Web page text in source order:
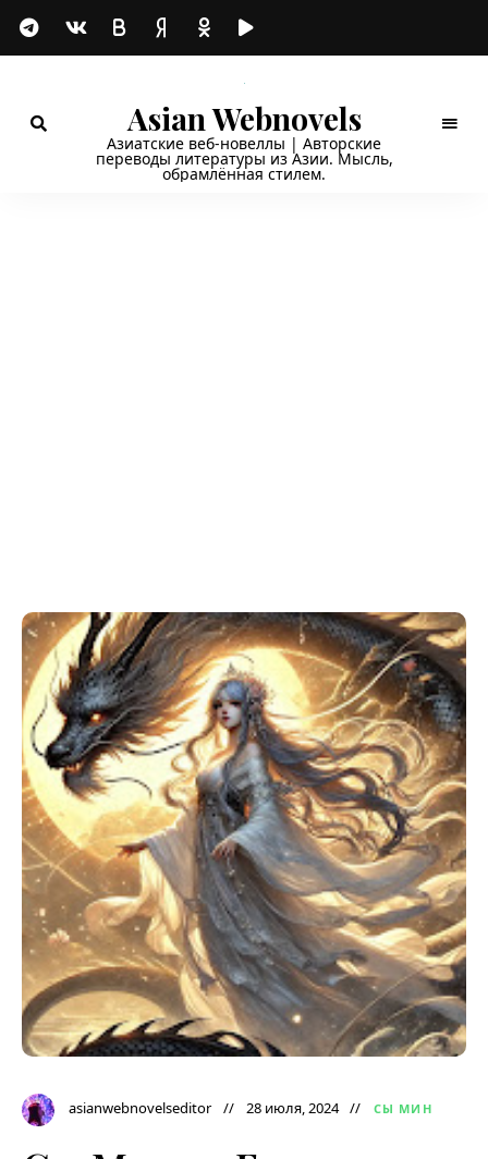
Asian Webnovels
Азиатские веб-новеллы | Авторские
переводы литературы из Азии. Мысль,
обрамлённая стилем.
asianwebnovelseditor 28 июля, 2024 СЫ МИН